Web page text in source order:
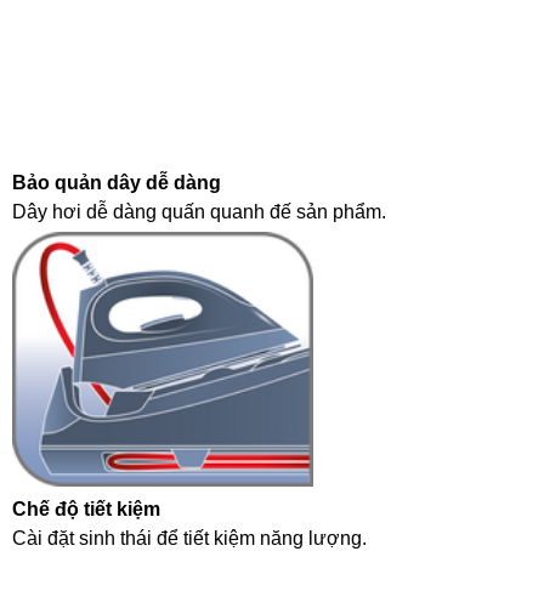
Bảo quản dây dễ dàng
Dây hơi dễ dàng quấn quanh đế sản phẩm.
Chế độ tiết kiệm
Cài đặt sinh thái để tiết kiệm năng lượng.